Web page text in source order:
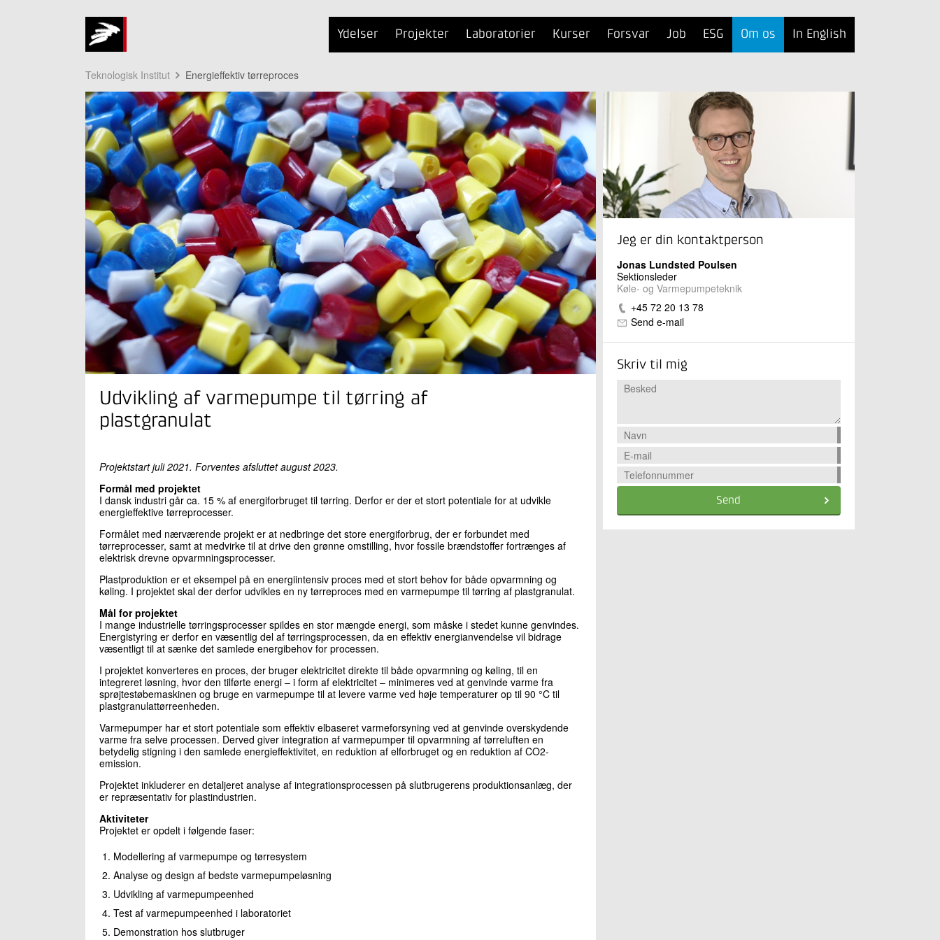
Ydelser Projekter Laboratorier Kurser Forsvar Job ESG Om os In English
Teknologisk Institut Energieffektiv tørreproces
Udvikling af varmepumpe til tørring af
plastgranulat
Projektstart juli 2021. Forventes afsluttet august 2023.
Formål med projektet
I dansk industri går ca. 15 % af energiforbruget til tørring. Derfor er der et stort potentiale for at udvikle
energieffektive tørreprocesser.
Formålet med nærværende projekt er at nedbringe det store energiforbrug, der er forbundet med
tørreprocesser, samt at medvirke til at drive den grønne omstilling, hvor fossile brændstoffer fortrænges af
elektrisk drevne opvarmningsprocesser.
Plastproduktion er et eksempel på en energiintensiv proces med et stort behov for både opvarmning og
køling. I projektet skal der derfor udvikles en ny tørreproces med en varmepumpe til tørring af plastgranulat.
Mål for projektet
I mange industrielle tørringsprocesser spildes en stor mængde energi, som måske i stedet kunne genvindes.
Energistyring er derfor en væsentlig del af tørringsprocessen, da en effektiv energianvendelse vil bidrage
væsentligt til at sænke det samlede energibehov for processen.
I projektet konverteres en proces, der bruger elektricitet direkte til både opvarmning og køling, til en
integreret løsning, hvor den tilførte energi – i form af elektricitet – minimeres ved at genvinde varme fra
sprøjtestøbemaskinen og bruge en varmepumpe til at levere varme ved høje temperaturer op til 90 °C til
plastgranulattørreenheden.
Varmepumper har et stort potentiale som effektiv elbaseret varmeforsyning ved at genvinde overskydende
varme fra selve processen. Derved giver integration af varmepumper til opvarmning af tørreluften en
betydelig stigning i den samlede energieffektivitet, en reduktion af elforbruget og en reduktion af CO2-
emission.
Projektet inkluderer en detaljeret analyse af integrationsprocessen på slutbrugerens produktionsanlæg, der
er repræsentativ for plastindustrien.
Aktiviteter
Projektet er opdelt i følgende faser:
Modellering af varmepumpe og tørresystem
Analyse og design af bedste varmepumpeløsning
Udvikling af varmepumpeenhed
Test af varmepumpeenhed i laboratoriet
Demonstration hos slutbruger
Jeg er din kontaktperson
Jonas Lundsted Poulsen
Sektionsleder
Køle- og Varmepumpeteknik
+45 72 20 13 78
Send e-mail
Skriv til mig
Send